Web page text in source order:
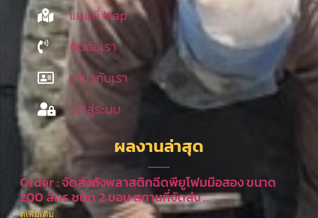
แผนที่ Map
ติดต่อเรา
เกี่ยวกับเรา
เข้าสู่ระบบ
ผลงานล่าสุด
Order : จัดส่งถังพลาสติกฉีดพียูโฟมมือสอง ขนาด
200 ลิตร ชนิด 2 ขอบ สถานที่จัดส่ง …
ดูเพิ่มเติม